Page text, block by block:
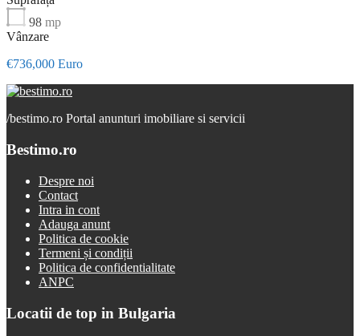
98 mp
Vânzare
€736,000 Euro
/bestimo.ro Portal anunturi imobiliare si servicii
Bestimo.ro
Despre noi
Contact
Intra in cont
Adauga anunt
Politica de cookie
Termeni și condiții
Politica de confidentialitate
ANPC
Locatii de top in Bulgaria